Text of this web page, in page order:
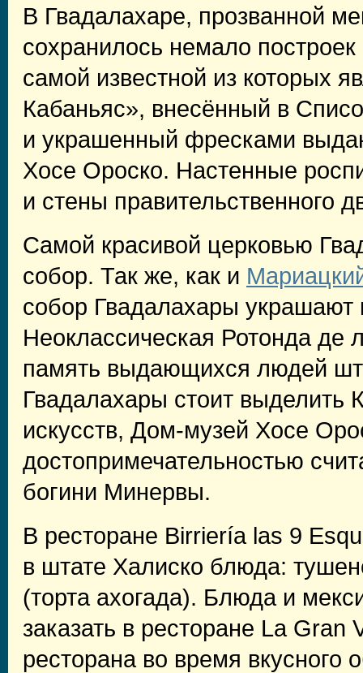
В Гвадалахаре, прозванной
сохранилось немало
самой известной из которых
Кабаньяс», внесённый в
и украшенный фресками
Хосе Ороско. Настенные
и стены правительственного
Самой красивой церковью
собор. Так же, как и
собор Гвадалахары украшают
Неоклассическая Ротонда де
память выдающихся людей
Гвадалахары стоит выделить
искусств, Дом-музей Хосе
достопримечательностью
богини Минервы.
В ресторане Birriería las 9
в штате Халиско блюда:
(торта ахогада). Блюда и
заказать в ресторане La Gran
ресторана во время вкусного